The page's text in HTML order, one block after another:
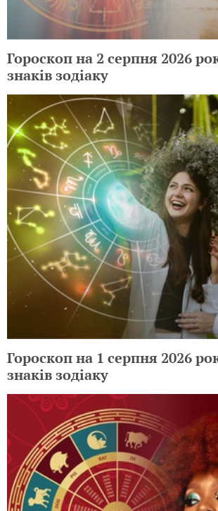
Гороскоп на 2 серпня 2026
знаків зодіаку
Гороскоп на 1 серпня 2026
знаків зодіаку